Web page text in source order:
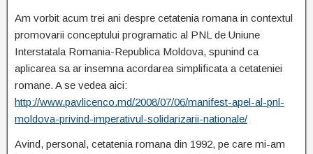
Am vorbit acum trei ani despre cetatenia romana in contextul
promovarii conceptului programatic al PNL de Uniune
Interstatala Romania-Republica Moldova, spunind ca
aplicarea sa ar insemna acordarea simplificata a cetateniei
romane. A se vedea aici:
http://www.pavlicenco.md/2008/07/06/manifest-apel-al-pnl-
moldova-privind-imperativul-solidarizarii-nationale/
Avind, personal, cetatenia romana din 1992, pe care mi-am